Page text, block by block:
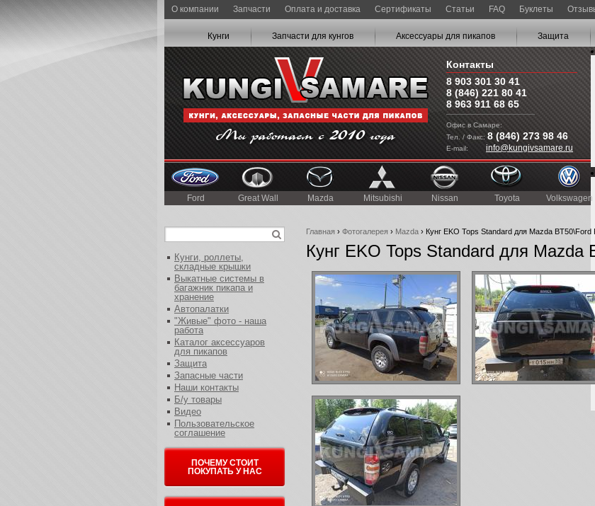
О компании Запчасти Оплата и доставка Сертификаты Статьи FAQ Буклеты
Кунги Запчасти для кунгов Аксессуары для пикапов Защита
Контакты
8 903 301 30 41
8 (846) 221 80 41
8 963 911 68 65
Офис в Самаре:
Тел. / Факс: 8 (846) 273 98 46
E-mail: info@kungivsamare.ru
Ford Great Wall Mazda Mitsubishi Nissan Toyota Volkswagen
Главная › Фотогалерея › Mazda › Кунг EKO Tops Standard для Mazda BT50\Ford
Кунг EKO Tops Standard для Mazda
Кунги, роллеты,
складные крышки
Выкатные системы в
багажник пикапа и
хранение
Автопалатки
"Живые" фото - наша
работа
Каталог аксессуаров
для пикапов
Защита
Запасные части
Наши контакты
Б/у товары
Видео
Пользовательское
соглашение
ПОЧЕМУ СТОИТ
ПОКУПАТЬ У НАС